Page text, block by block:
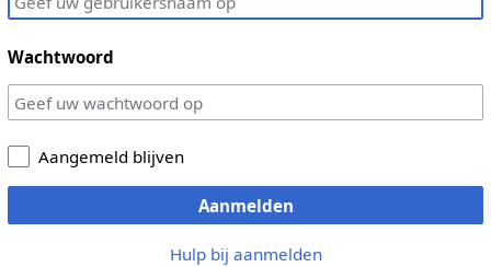
Wachtwoord
Aangemeld blijven
Aanmelden
Hulp bij aanmelden